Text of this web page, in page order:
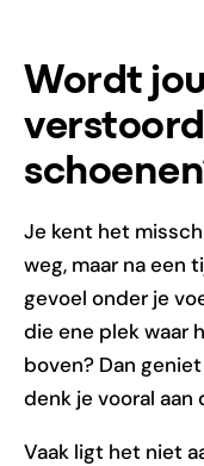
Wordt
Je kent het
weg, maar na een
gevoel onder je
die ene plek waar
boven? Dan
denk je vooral aan
Vaak ligt het niet